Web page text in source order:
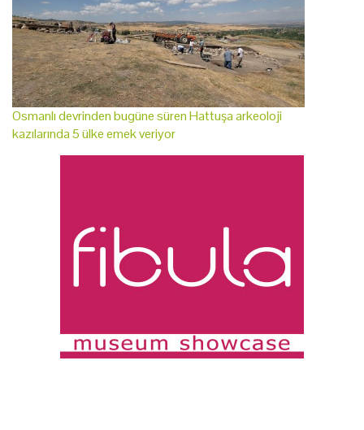
Osmanlı devrinden bugüne süren Hattuşa arkeoloji
kazılarında 5 ülke emek veriyor